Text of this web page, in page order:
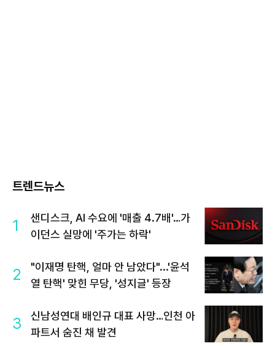
트렌드뉴스
1
샌디스크, AI 수요에 '매출 4.7배'…가
이던스 실망에 '주가는 하락'
2
"이재명 탄핵, 얼마 안 남았다"...'윤석
열 탄핵' 맞힌 무당, '성지글' 등장
3
신남성연대 배인규 대표 사망…인천 아
파트서 숨진 채 발견